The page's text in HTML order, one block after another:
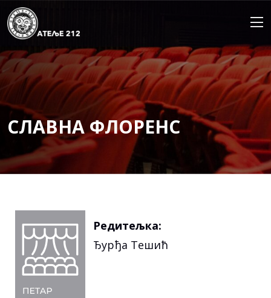
Skip
to
content
СЛАВНА ФЛОРЕНС
Редитељка:
Ђурђа Тешић